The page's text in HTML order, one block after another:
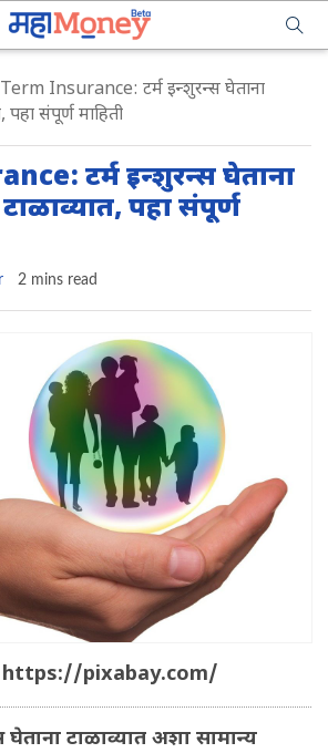
Term Insurance: टर्म इन्शुरन्स घेताना
संपूर्ण माहिती
टर्म इन्शुरन्स घेताना
पहा संपूर्ण
2 mins read
https://pixabay.com/
टाळाव्यात अशा सामान्य